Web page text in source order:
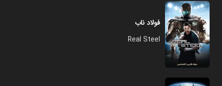
فولاد ناب
Real Steel